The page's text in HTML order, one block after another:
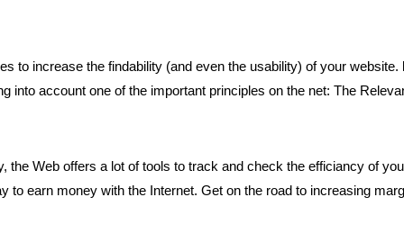
to increase the findability (and even the usability) of your
into account one of the important principles on the net: The
the Web offers a lot of tools to track and check the efficiancy of
to earn money with the Internet. Get on the road to increasing